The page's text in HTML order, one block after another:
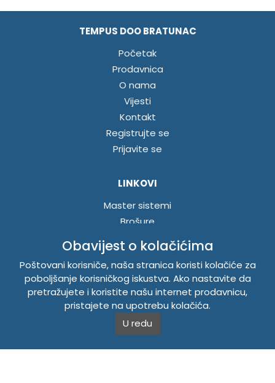
TEMPUS DOO BRATUNAC
Početak
Prodavnica
O nama
Vijesti
Kontakt
Registrujte se
Prijavite se
LINKOVI
Master sistemi
Brošure
INFORMACIJE
Politika o kolačićima
Uslovi korištenja
Politika privatnosti
Obavijest o kolačićima
Poštovani korisniče, naša stranica koristi kolačiće za
poboljšanje korisničkog iskustva. Ako nastavite da
pretražujete i koristite našu internet prodavnicu,
pristajete na upotrebu kolačića.
U redu